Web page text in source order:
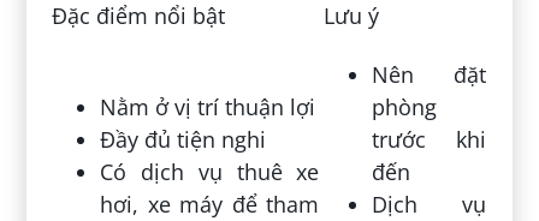
Đặc điểm nổi bật
Lưu ý
Nằm ở vị trí thuận lợi
Đầy đủ tiện nghi
Có dịch vụ thuê xe
hơi, xe máy để tham
Nên đặt
phòng
trước khi
đến
Dịch vụ